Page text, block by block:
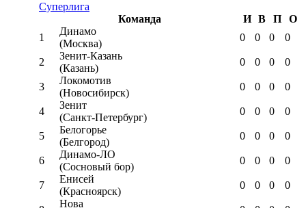
Суперлига
Команда
И В П
О
1
Динамо
(Москва)
0 0 0 0
2
Зенит-Казань
(Казань)
0 0 0 0
3
Локомотив
(Новосибирск)
0 0 0 0
4
Зенит
(Санкт-Петербург)
0 0 0 0
5
Белогорье
(Белгород)
0 0 0 0
6
Динамо-ЛО
(Сосновый бор)
0 0 0 0
7
Енисей
(Красноярск)
0 0 0 0
Нова